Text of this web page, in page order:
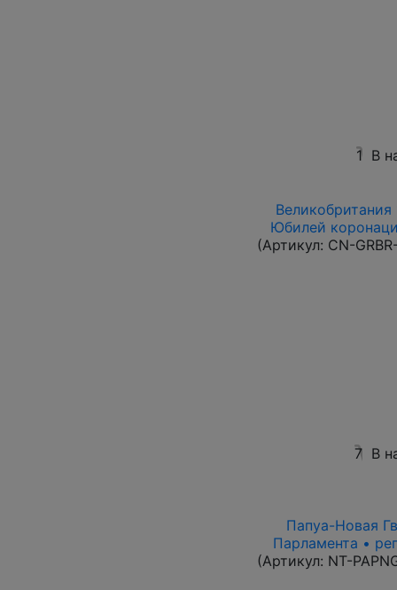
1 В
Юбилей
(Артикул: CN-
7 В
Папуа-Новая
Парламента •
(Артикул: NT-